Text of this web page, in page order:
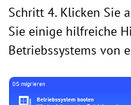
Schritt 4. Klicken Sie
Sie einige hilfreiche
Betriebssystems von